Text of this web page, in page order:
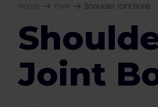
Home Pork Shoulder Joint Bone
Joint